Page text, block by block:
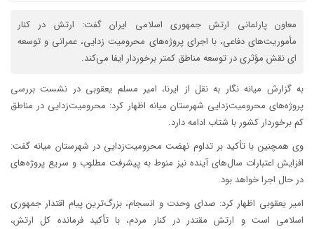
معاون پارلمانی ارتش جمهوری اسلامی ایران گفت: ارتش در کنار
مأموریت‌های دفاعی، با اجرای پروژه‌های محرومیت زدایی، عمرانی و توسعه
ای نقش مؤثری در توسعه مناطق کمتر برخوردار ایفا می‌کند.
به گزارش میانه نگار به نقل از ایرنا، امیر مسلم یعقوبی در نشست بررسی
پروژه‌های محرومیت‌زدایی شهرستان میانه اظهار کرد: محرومیت‌زدایی در مناطق
کم برخوردار کشور با شتاب ادامه دارد.
وی همچنین با تأکید بر تداوم نهضت محرومیت‌زدایی در شهرستان میانه گفت:
افزایش اعتبارات سال‌های آینده نیز منوط به پیشرفت مطلوب و سریع پروژه‌های
در حال اجرا خواهد بود.
امیر یعقوبی اظهار کرد: صدای وحدت و انسجام، بزرگ‌ترین پیام اقتدار جمهوری
اسلامی است و ارتش مقتدر در کنار مردم، با تأکید فرمانده کل ارتش،